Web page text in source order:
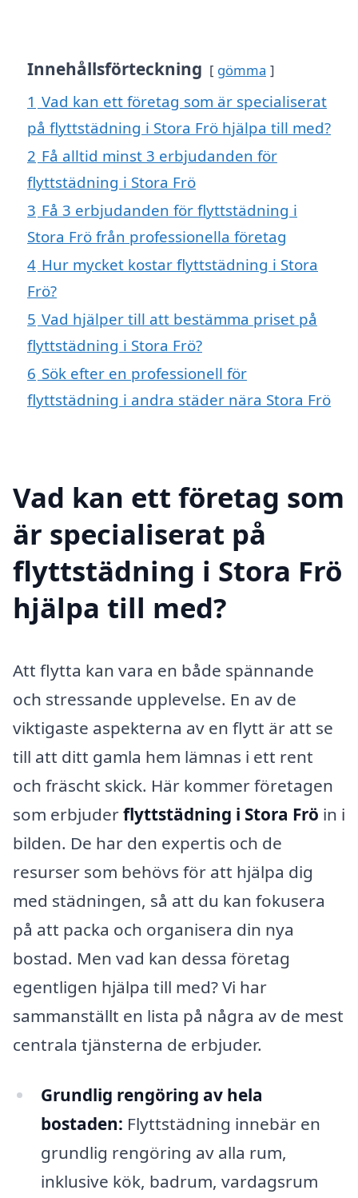
Innehållsförteckning gömma
1 Vad kan ett företag som är specialiserat
på flyttstädning i Stora Frö hjälpa till med?
2 Få alltid minst 3 erbjudanden för
flyttstädning i Stora Frö
3 Få 3 erbjudanden för flyttstädning i
Stora Frö från professionella företag
4 Hur mycket kostar flyttstädning i Stora
Frö?
5 Vad hjälper till att bestämma priset på
flyttstädning i Stora Frö?
6 Sök efter en professionell för
flyttstädning i andra städer nära Stora Frö
Vad kan ett företag som
är specialiserat på
flyttstädning i Stora Frö
hjälpa till med?
Att flytta kan vara en både spännande
och stressande upplevelse. En av de
viktigaste aspekterna av en flytt är att se
till att ditt gamla hem lämnas i ett rent
och fräscht skick. Här kommer företagen
som erbjuderflyttstädning i Stora Frö in i
bilden. De har den expertis och de
resurser som behövs för att hjälpa dig
med städningen, så att du kan fokusera
på att packa och organisera din nya
bostad. Men vad kan dessa företag
egentligen hjälpa till med? Vi har
sammanställt en lista på några av de mest
centrala tjänsterna de erbjuder.
Grundlig rengöring av hela
bostaden: Flyttstädning innebär en
grundlig rengöring av alla rum,
inklusive kök, badrum, vardagsrum